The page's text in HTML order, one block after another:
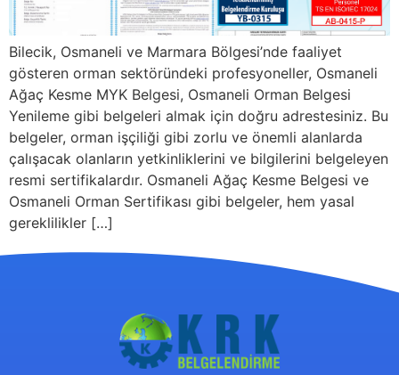
Bilecik, Osmaneli ve Marmara Bölgesi’nde faaliyet
gösteren orman sektöründeki profesyoneller, Osmaneli
Ağaç Kesme MYK Belgesi, Osmaneli Orman Belgesi
Yenileme gibi belgeleri almak için doğru adrestesiniz. Bu
belgeler, orman işçiliği gibi zorlu ve önemli alanlarda
çalışacak olanların yetkinliklerini ve bilgilerini belgeleyen
resmi sertifikalardır. Osmaneli Ağaç Kesme Belgesi ve
Osmaneli Orman Sertifikası gibi belgeler, hem yasal
gereklilikler […]